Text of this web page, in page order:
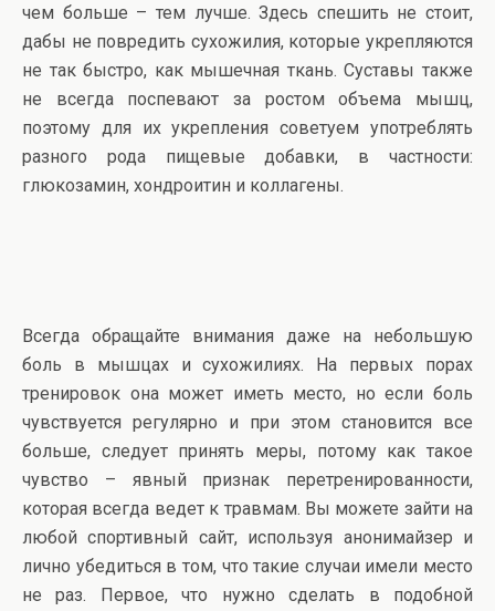
чем больше – тем лучше. Здесь спешить не стоит,
дабы не повредить сухожилия, которые укрепляются
не так быстро, как мышечная ткань. Суставы также
не всегда поспевают за ростом объема мышц,
поэтому для их укрепления советуем употреблять
разного рода пищевые добавки, в частности:
глюкозамин, хондроитин и коллагены.
Всегда обращайте внимания даже на небольшую
боль в мышцах и сухожилиях. На первых порах
тренировок она может иметь место, но если боль
чувствуется регулярно и при этом становится все
больше, следует принять меры, потому как такое
чувство – явный признак перетренированности,
которая всегда ведет к травмам. Вы можете зайти на
любой спортивный сайт, используя анонимайзер и
лично убедиться в том, что такие случаи имели место
не раз. Первое, что нужно сделать в подобной